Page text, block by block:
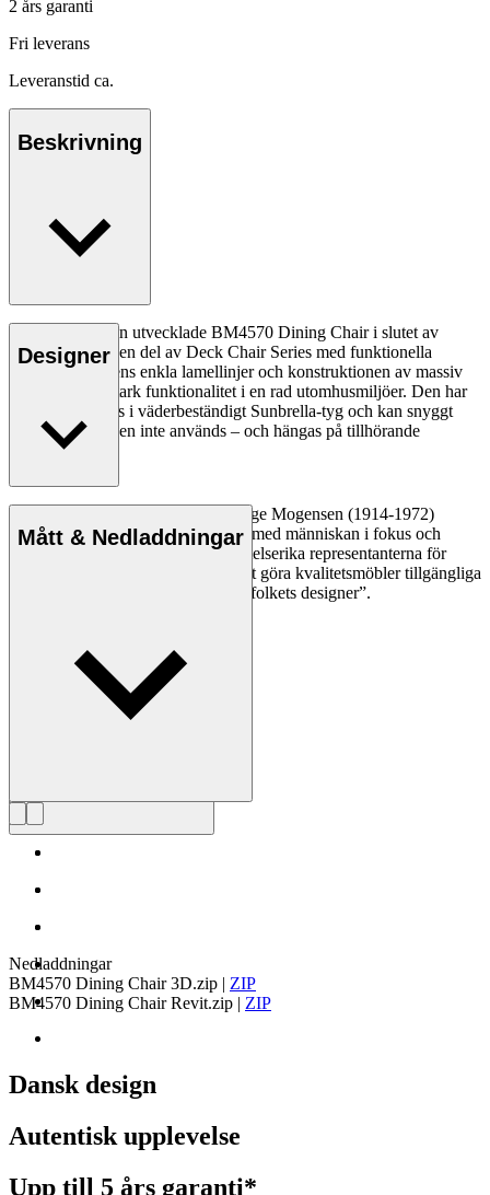
2 års garanti
Fri leverans
Leveranstid ca.
Beskrivning
Børge Mogensen utvecklade BM4570 Dining Chair i slutet av
1960-talet, som en del av Deck Chair Series med funktionella
utemöbler. Stolens enkla lamellinjer och konstruktionen av massiv
teak ger en slitstark funktionalitet i en rad utomhusmiljöer. Den har
en upphängd sits i väderbeständigt Sunbrella-tyg och kan snyggt
fällas ihop när den inte används – och hängas på tillhörande
väggfäste.
Designer
Möbelsnickaren och designern Børge Mogensen (1914-1972)
skapade hållbara och enkla möbler med människan i fokus och
anses idag vara en av de mest inflytelserika representanterna för
Danish Modern. Med en mission att göra kvalitetsmöbler tillgängliga
för alla blev Mogensen känd som ”folkets designer”.
Mått & Nedladdningar
Nedladdningar
BM4570 Dining Chair 3D.zip | ZIP
BM4570 Dining Chair Revit.zip | ZIP
Dansk design
Autentisk upplevelse
Upp till 5 års garanti*